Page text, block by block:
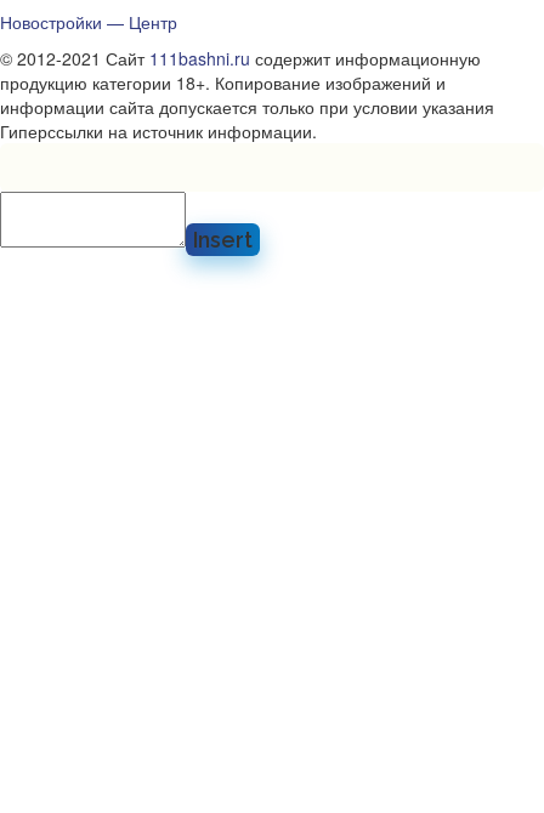
Новостройки — Центр
© 2012-2021 Сайт 111bashni.ru содержит информационную
продукцию категории 18+. Копирование изображений и
информации сайта допускается только при условии указания
Гиперссылки на источник информации.
Insert